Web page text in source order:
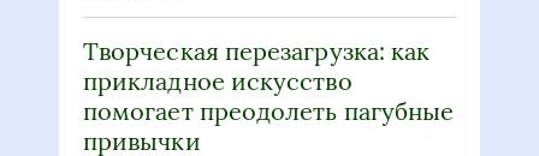
Творческая перезагрузка: как
прикладное искусство
помогает преодолеть пагубные
привычки